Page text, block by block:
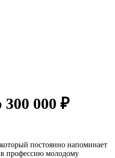
000 ₽
постоянно напоминает
в профессию молодому